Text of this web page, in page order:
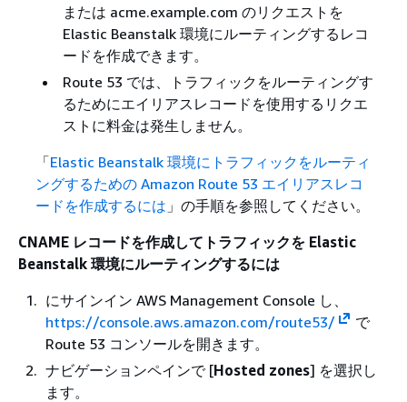
または acme.example.com のリクエストを
Elastic Beanstalk 環境にルーティングするレコ
ードを作成できます。
Route 53 では、トラフィックをルーティングす
るためにエイリアスレコードを使用するリクエ
ストに料金は発生しません。
「Elastic Beanstalk 環境にトラフィックをルーティ
ングするための Amazon Route 53 エイリアスレコ
ードを作成するには 」の手順を参照してください。
CNAME レコードを作成してトラフィックを Elastic
Beanstalk 環境にルーティングするには
にサインイン AWS Management Console し、
https://console.aws.amazon.com/route53/
で
Route 53 コンソールを開きます。
ナビゲーションペインで [Hosted zones] を選択し
ます。